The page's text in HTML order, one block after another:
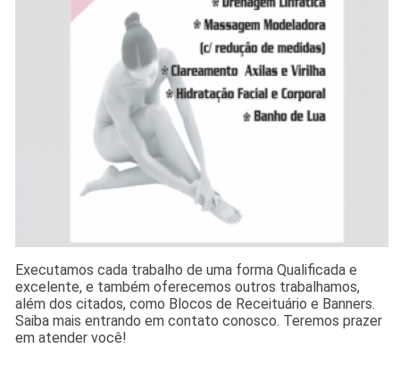
Executamos cada trabalho de uma forma Qualificada e
excelente, e também oferecemos outros trabalhamos,
além dos citados, como Blocos de Receituário e Banners.
Saiba mais entrando em contato conosco. Teremos prazer
em atender você!